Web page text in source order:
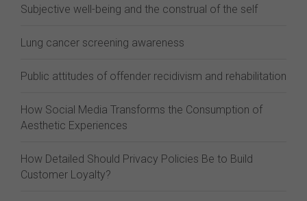
Subjective well-being and the construal of the self
Lung cancer screening awareness
Public attitudes of offender recidivism and rehabilitation
How Social Media Transforms the Consumption of
Aesthetic Experiences
How Detailed Should Privacy Policies Be to Build
Customer Loyalty?